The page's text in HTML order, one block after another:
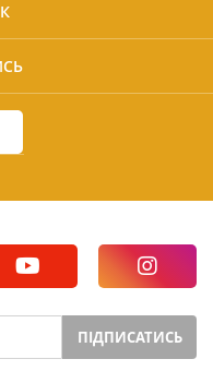
ПІДПИСАТИСЬ